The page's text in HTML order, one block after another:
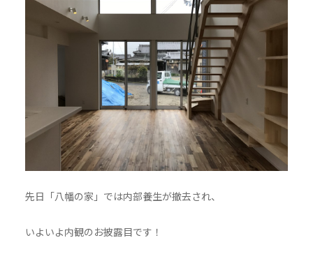
先日「八幡の家」では内部養生が撤去され、
いよいよ内観のお披露目です！